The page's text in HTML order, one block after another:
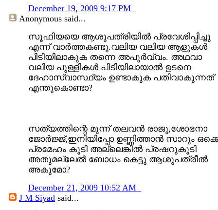
December 19, 2009 9:17 PM
Anonymous said...
സൂഫിയയെ ആശുപത്രിയിൽ പ്രവേശിപ്പിച്ചു
എന്ന് വാർത്തകണ്ടു.വലിയ വലിയ ആളുകൾ
പിടിയിലാകുക തന്നെ അപൂർവ്വം. അഥവാ
വലിയ പുള്ളികൾ പിടിയിലായാൽ ഉടനെ
ദേഹാസ്വാസ്ഥ്യം ഉണ്ടാകുക പതിവാകുന്നത്
എന്തുകൊണ്ടാ?
സത്യത്തിന്റെ മുന്ന് തലവൻ രാജു,ശോഭനാ
ജോർജ്ജ്,ഇനിയിപ്പോ‍ ഉണ്ണിത്താൻ സാറും
പ്രമേഹം കൂടി അല്ലെങ്കിൽ പ്രഷറുകൂടി
അതുമല്ലേൽ ബോധം കെട്ടു ആശുപത്രീൽ
അകുമോ?
December 21, 2009 10:52 AM
J M Siyad said...